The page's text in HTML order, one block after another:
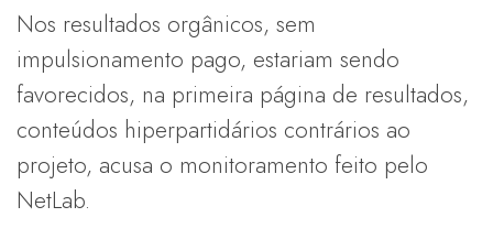
Nos resultados orgânicos, sem
impulsionamento pago, estariam sendo
favorecidos, na primeira página de resultados,
conteúdos hiperpartidários contrários ao
projeto, acusa o monitoramento feito pelo
NetLab.